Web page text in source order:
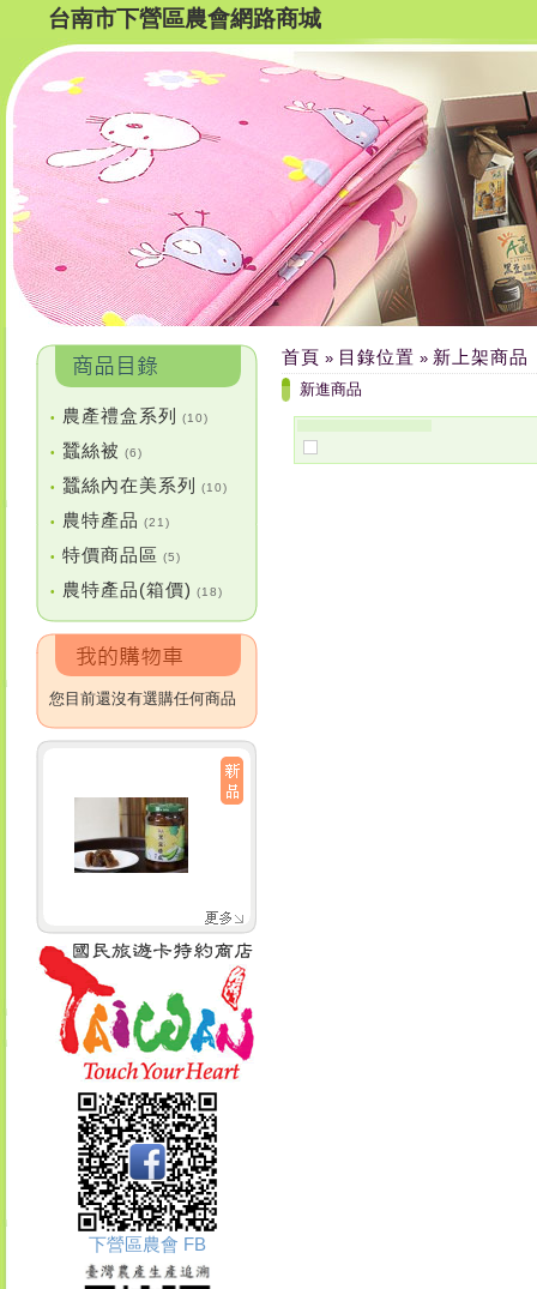
台南市下營區農會網路商城
• 農產禮盒系列 (10)
• 蠶絲被 (6)
• 蠶絲內在美系列 (10)
• 農特產品 (21)
• 特價商品區 (5)
• 農特產品(箱價) (18)
您目前還沒有選購任何商品
下營區農會 FB
首頁 » 目錄位置 » 新上架商品
新進商品